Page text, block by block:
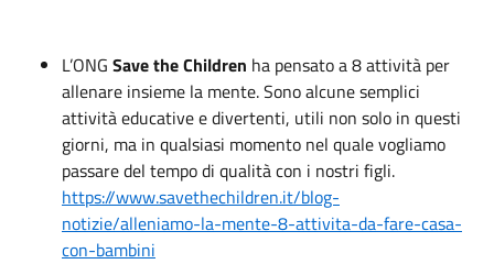
L’ONG Save the Children ha pensato a 8 attività per
allenare insieme la mente. Sono alcune semplici
attività educative e divertenti, utili non solo in questi
giorni, ma in qualsiasi momento nel quale vogliamo
passare del tempo di qualità con i nostri figli.
https://www.savethechildren.it/blog-
notizie/alleniamo-la-mente-8-attivita-da-fare-casa-
con-bambini